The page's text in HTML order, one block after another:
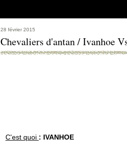
28 février 2015
Chevaliers d'antan / Ivanhoe
C'est quoi : IVANHOE